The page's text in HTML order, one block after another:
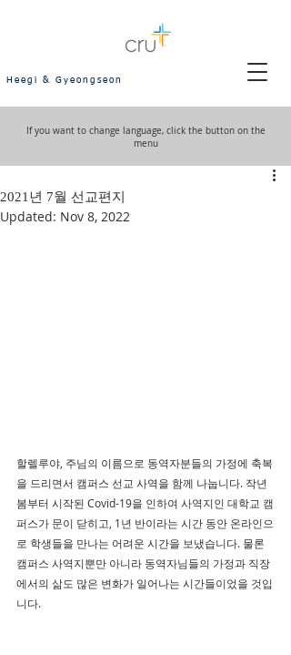
Heegi & Gyeongseon
If you want to change language, click the button on the
menu
2021년 7월 선교편지
Updated: Nov 8, 2022
할렐루야, 주님의 이름으로 동역자분들의 가정에 축복
을 드리면서 캠퍼스 선교 사역을 함께 나눕니다. 작년
봄부터 시작된 Covid-19을 인하여 사역지인 대학교 캠
퍼스가 문이 닫히고, 1년 반이라는 시간 동안 온라인으
로 학생들을 만나는 어려운 시간을 보냈습니다. 물론
캠퍼스 사역지뿐만 아니라 동역자님들의 가정과 직장
에서의 삶도 많은 변화가 일어나는 시간들이었을 것입
니다.